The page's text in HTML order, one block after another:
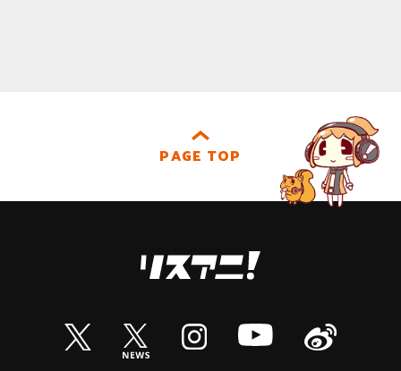
PAGE TOP